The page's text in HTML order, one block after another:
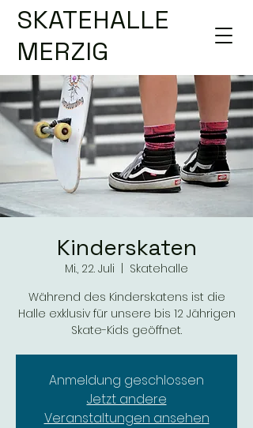
SKATEHALLE
MERZIG
Kinderskaten
Mi., 22. Juli
Skatehalle
Während des Kinderskatens ist die
Halle exklusiv für unsere bis 12 Jährigen
Skate-Kids geöffnet.
Anmeldung geschlossen
Jetzt andere
Veranstaltungen ansehen